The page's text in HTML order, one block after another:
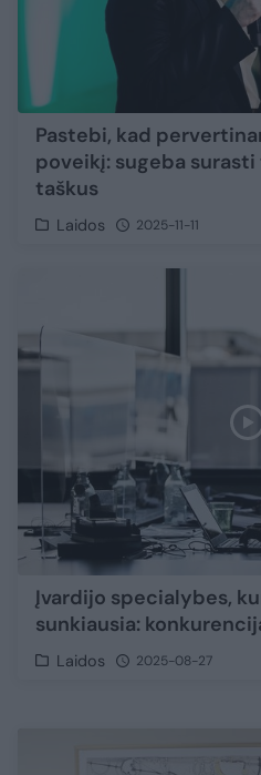
Pastebi, kad
poveikį: sugeba
taškus
Laidos 2025-11-11
Įvardijo specialybes,
sunkiausia:
Laidos 2025-08-27